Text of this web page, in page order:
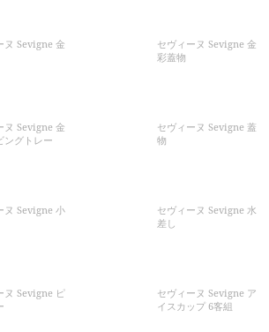
ヌ Sevigne 金
セヴィーヌ Sevigne 金
彩蓋物
ヌ Sevigne 金
ングトレー
セヴィーヌ Sevigne 蓋
物
ヌ Sevigne 小
セヴィーヌ Sevigne 水
差し
ヌ Sevigne ピ
セヴィーヌ Sevigne ア
イスカップ 6客組